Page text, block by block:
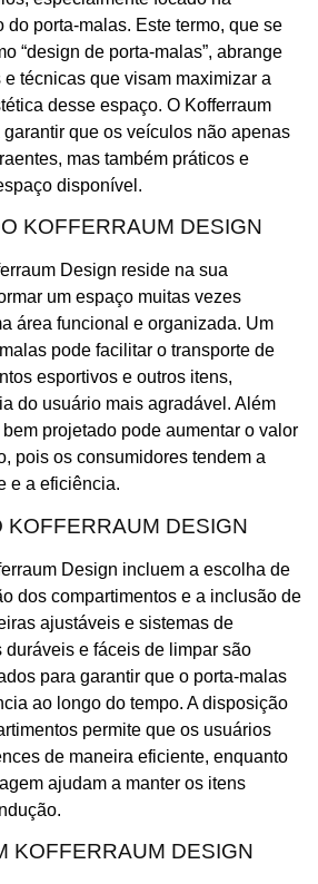
do porta-malas. Este termo, que se
“design de porta-malas”, abrange
técnicas que visam maximizar a
desse espaço. O Kofferraum
que os veículos não apenas
mas também práticos e
disponível.
KOFFERRAUM DESIGN
Design reside na sua
um espaço muitas vezes
área funcional e organizada. Um
pode facilitar o transporte de
esportivos e outros itens,
do usuário mais agradável. Além
projetado pode aumentar o valor
pois os consumidores tendem a
e a eficiência.
KOFFERRAUM DESIGN
Design incluem a escolha de
dos compartimentos e a inclusão de
ajustáveis e sistemas de
duráveis e fáceis de limpar são
para garantir que o porta-malas
ao longo do tempo. A disposição
permite que os usuários
de maneira eficiente, enquanto
ajudam a manter os itens
KOFFERRAUM DESIGN